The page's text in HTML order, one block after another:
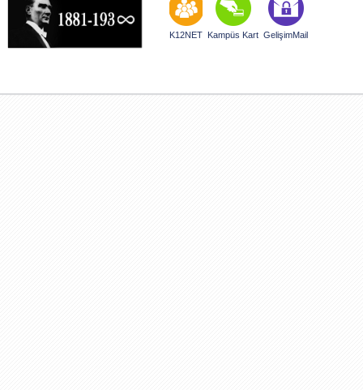
Detaylar
Bilimsel düşünceyi,
emeği geçen
K12NET Kampüs Kart GelişimMail